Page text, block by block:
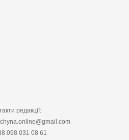
редакції:
098 031 08 61